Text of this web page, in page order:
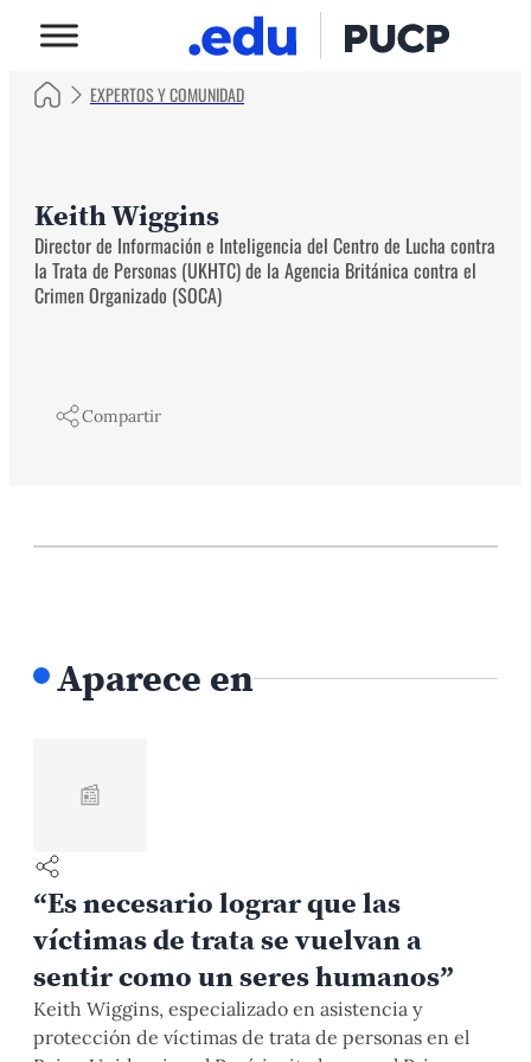
EXPERTOS Y COMUNIDAD
Keith Wiggins
Director de Información e Inteligencia del Centro de Lucha contra
la Trata de Personas (UKHTC) de la Agencia Británica contra el
Crimen Organizado (SOCA)
Compartir
Aparece en
📰
“Es necesario lograr que las
víctimas de trata se vuelvan a
sentir como un seres humanos”
Keith Wiggins, especializado en asistencia y
protección de víctimas de trata de personas en el